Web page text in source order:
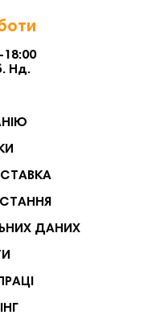
18:00
Нд.
ДАНИХ